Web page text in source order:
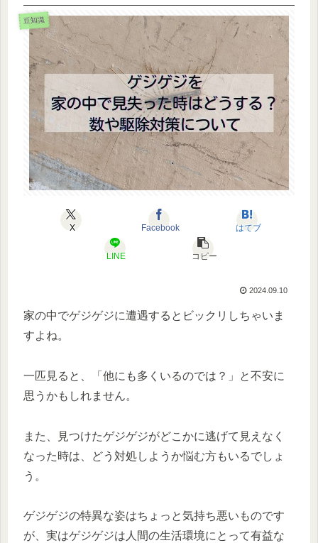
豆知識
X Facebook はてブ
LINE コピー
2024.09.10
家の中でゲジゲジに遭遇するとビックリしちゃいま
すよね。
一匹見ると、「他にも多くいるのでは？」と不安に
思うかもしれません。
また、見つけたゲジゲジがどこかに逃げて見えなく
なった時は、どう対処しようか悩む方もいるでしょ
う。
ゲジゲジの特異な姿はちょっと気持ち悪いものです
が、実はゲジゲジは人間の生活環境にとって有益な